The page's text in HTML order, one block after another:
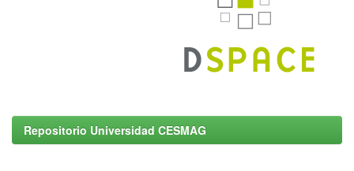
Repositorio Universidad CESMAG